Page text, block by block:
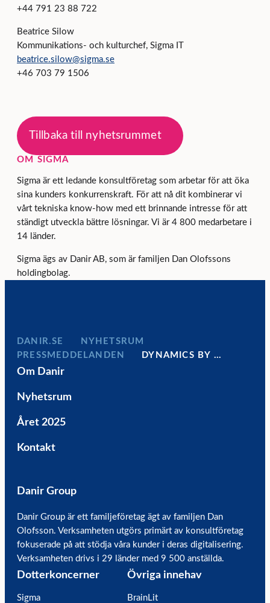
+44 791 23 88 722
Beatrice Silow
Kommunikations- och kulturchef, Sigma IT
beatrice.silow@sigma.se
+46 703 79 1506
Tillbaka till nyhetsrummet
OM SIGMA
Sigma är ett ledande konsultföretag som arbetar för att öka
sina kunders konkurrenskraft. För att nå dit kombinerar vi
vårt tekniska know-how med ett brinnande intresse för att
ständigt utveckla bättre lösningar. Vi är 4 800 medarbetare i
14 länder.
Sigma ägs av Danir AB, som är familjen Dan Olofssons
holdingbolag.
DANIR
NYHETSRUM
PRESSMEDDELANDEN
DYNAMICS BY …
Om Danir
Nyhetsrum
Året 2025
Kontakt
Danir Group
Danir Group är ett familjeföretag ägt av familjen Dan
Olofsson. Verksamheten utgörs primärt av konsultföretag
fokuserade på att stödja våra kunder i deras digitalisering.
Verksamheten drivs i 29 länder med 9 500 anställda.
Dotterkoncerner
Sigma
Övriga innehav
BrainLit